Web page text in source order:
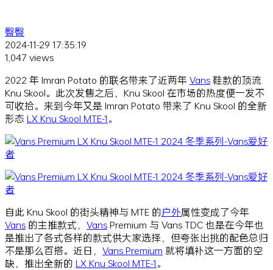
臀臀
2024-11-29 17:35:19
1,047 views
2022 年 Imran Potato 的联名带来了近两年 Vans鞋款的顶流
Knu Skool。此次发售之后，Knu Skool 在市场的热度便一发不
可收拾。来到今年又是 Imran Potato 带来了 Knu Skool 的全新
形态 LX Knu Skool MTE-1。
自此 Knu Skool 的街头精神与 MTE 的户外属性变成了今年
Vans 的主推款式， VansPremium 与 Vans TDC 也是在今年也
是推出了各式各样的款式供大家选择，但夸张出挑的配色总归
不是那么百搭。近日， Vans Premium 就将填补这一方面的空
缺，推出全新的 LX Knu Skool MTE-1。